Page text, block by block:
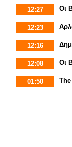
12:27 Οι
12:23
12:16
12:08 Οι
01:50